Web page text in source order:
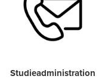
Studieadministration